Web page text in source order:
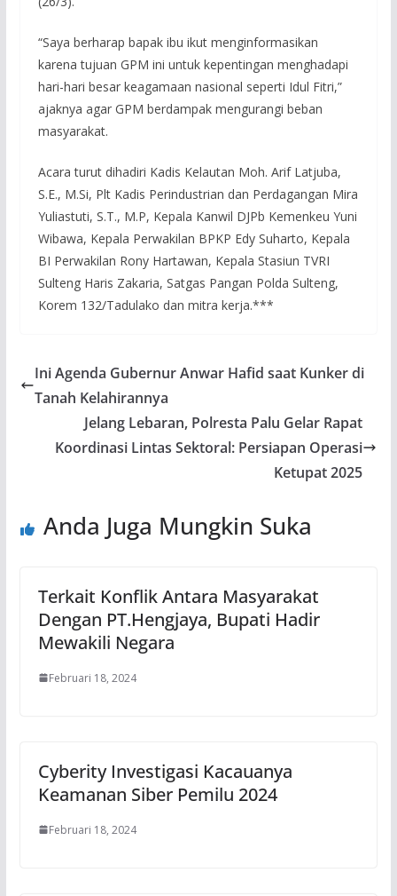
“Saya berharap bapak ibu ikut menginformasikan
karena tujuan GPM ini untuk kepentingan menghadapi
hari-hari besar keagamaan nasional seperti Idul Fitri,”
ajaknya agar GPM berdampak mengurangi beban
masyarakat.
Acara turut dihadiri Kadis Kelautan Moh. Arif Latjuba,
S.E., M.Si, Plt Kadis Perindustrian dan Perdagangan Mira
Yuliastuti, S.T., M.P, Kepala Kanwil DJPb Kemenkeu Yuni
Wibawa, Kepala Perwakilan BPKP Edy Suharto, Kepala
BI Perwakilan Rony Hartawan, Kepala Stasiun TVRI
Sulteng Haris Zakaria, Satgas Pangan Polda Sulteng,
Korem 132/Tadulako dan mitra kerja.***
Ini Agenda Gubernur Anwar Hafid saat Kunker di
Tanah Kelahirannya
Jelang Lebaran, Polresta Palu Gelar Rapat
Koordinasi Lintas Sektoral: Persiapan Operasi
Ketupat 2025
Anda Juga Mungkin Suka
Terkait Konflik Antara Masyarakat
Dengan PT.Hengjaya, Bupati Hadir
Mewakili Negara
Februari 18, 2024
Cyberity Investigasi Kacauanya
Keamanan Siber Pemilu 2024
Februari 18, 2024